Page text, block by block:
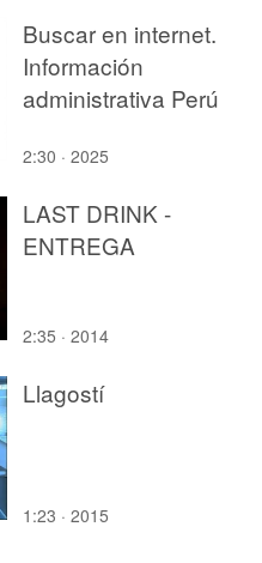
Buscar en internet.
Información
administrativa Perú
2:30 · 2025
LAST DRINK -
ENTREGA
2:35 · 2014
Llagostí
1:23 · 2015